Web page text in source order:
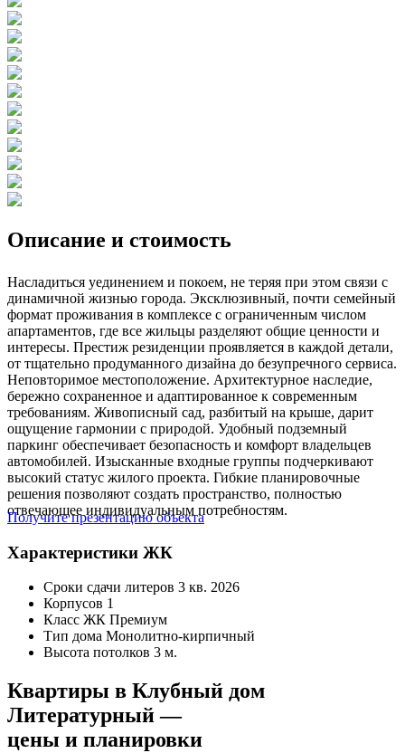
Описание и стоимость
Насладиться уединением и покоем, не теряя при этом связи с
динамичной жизнью города. Эксклюзивный, почти семейный
формат проживания в комплексе с ограниченным числом
апартаментов, где все жильцы разделяют общие ценности и
интересы. Престиж резиденции проявляется в каждой детали,
от тщательно продуманного дизайна до безупречного сервиса.
Неповторимое местоположение. Архитектурное наследие,
бережно сохраненное и адаптированное к современным
требованиям. Живописный сад, разбитый на крыше, дарит
ощущение гармонии с природой. Удобный подземный
паркинг обеспечивает безопасность и комфорт владельцев
автомобилей. Изысканные входные группы подчеркивают
высокий статус жилого проекта. Гибкие планировочные
решения позволяют создать пространство, полностью
отвечающее индивидуальным потребностям.
Получите презентацию объекта
Характеристики ЖК
Сроки сдачи литеров 3 кв. 2026
Корпусов 1
Класс ЖК Премиум
Тип дома Монолитно-кирпичный
Высота потолков 3 м.
Квартиры в Клубный дом
Литературный —
цены и планировки